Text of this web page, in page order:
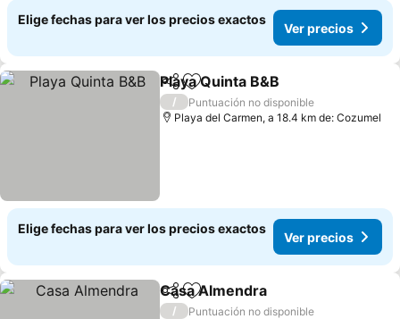
Elige fechas para ver los precios exactos
Ver precios
CompartirAgregar a favoritos
Playa Quinta B&B
/
Puntuación no disponible
Playa del Carmen, a 18.4 km de: Cozumel
Elige fechas para ver los precios exactos
Ver precios
CompartirAgregar a favoritos
Casa Almendra
/
Puntuación no disponible